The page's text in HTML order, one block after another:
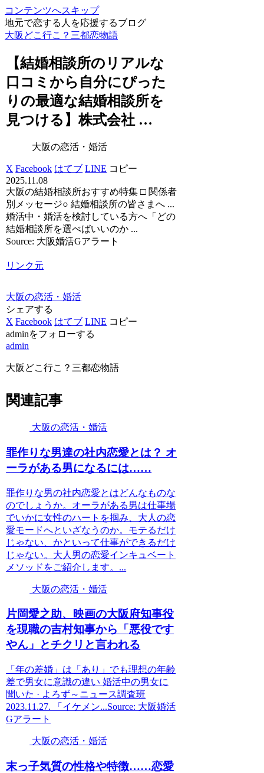
コンテンツへスキップ
地元で恋する人を応援するブログ
大阪どこ行こ？三都恋物語
【結婚相談所のリアルな
口コミから自分にぴった
りの最適な結婚相談所を
見つける】株式会社 …
大阪の恋活・婚活
X Facebook はてブ LINE コピー
2025.11.08
大阪の結婚相談所おすすめ特集 □ 関係者
別メッセージ○ 結婚相談所の皆さまへ ...
婚活中・婚活を検討している方へ「どの
結婚相談所を選べばいいのか ...
Source: 大阪婚活Gアラート
リンク元
大阪の恋活・婚活
シェアする
X Facebook はてブ LINE コピー
adminをフォローする
admin
大阪どこ行こ？三都恋物語
関連記事
大阪の恋活・婚活
罪作りな男達の社内恋愛とは？ オ
ーラがある男になるには……
罪作りな男の社内恋愛とはどんなものな
のでしょうか。オーラがある男は仕事場
でいかに女性のハートを掴み、大人の恋
愛モードへといざなうのか。モテるだけ
じゃない、かといって仕事ができるだけ
じゃない。大人男の恋愛インキュベート
メソッドをご紹介します。...
大阪の恋活・婚活
片岡愛之助、映画の大阪府知事役
を現職の吉村知事から「悪役です
やん」とチクリと言われる
「年の差婚」は「あり」でも理想の年齢
差で男女に意識の違い 婚活中の男女に
聞いた · よろず～ニュース調査班
2023.11.27. 「イケメン...Source: 大阪婚活
Gアラート
大阪の恋活・婚活
末っ子気質の性格や特徴……恋愛